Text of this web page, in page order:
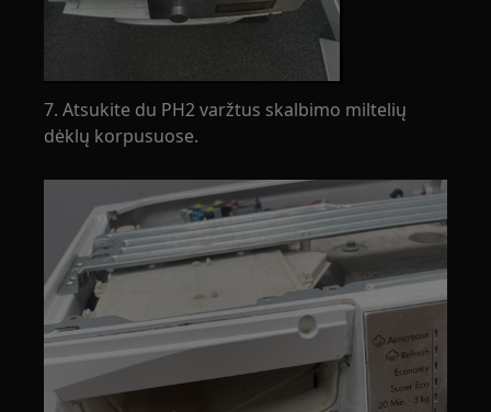
7. Atsukite du PH2 varžtus skalbimo miltelių
dėklų korpusuose.